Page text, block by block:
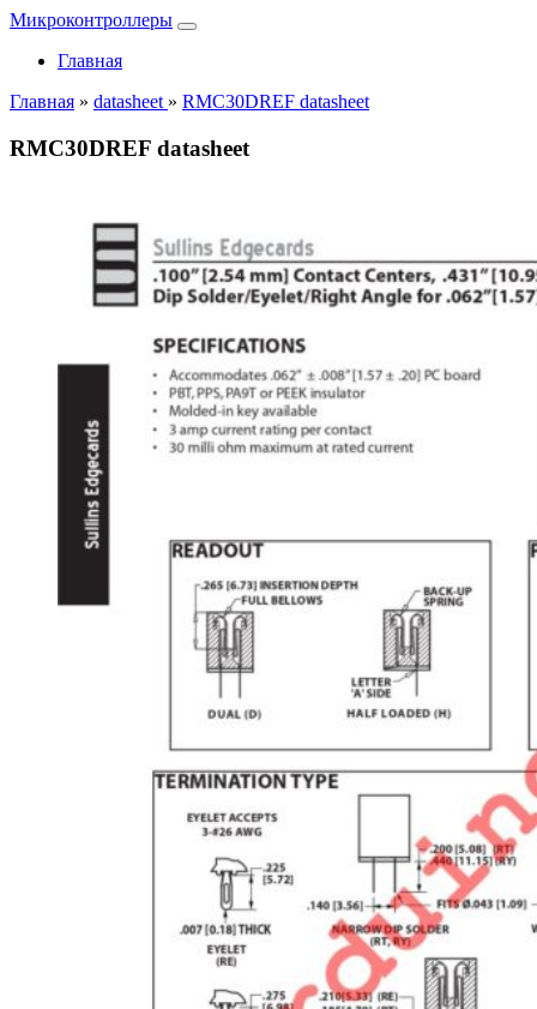
Микроконтроллеры
Главная
Главная » datasheet » RMC30DREF datasheet
RMC30DREF datasheet